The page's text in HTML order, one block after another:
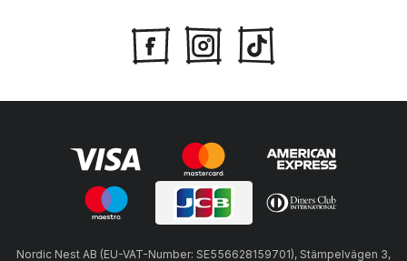
Nordic Nest AB (EU-VAT-Number: SE556628159701), Stämpelvägen 3,